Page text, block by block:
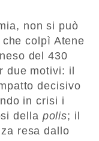
non si può
colpì Atene
del 430
due motivi: il
decisivo
in crisi i
della polis; il
resa dallo